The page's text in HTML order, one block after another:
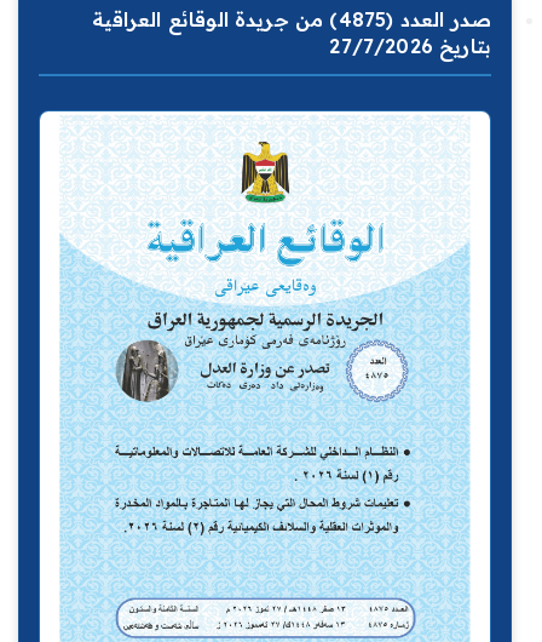
صدر العدد (4875) من جريدة الوقائع العراقية
بتاريخ 27/7/2026